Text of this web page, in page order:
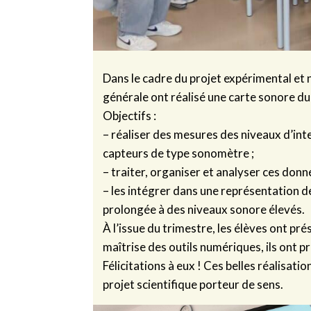
Dans le cadre du projet expérimental et
générale ont réalisé une carte sonore
Objectifs :
– réaliser des mesures des niveaux
capteurs de type sonomètre ;
– traiter, organiser et analyser ces
– les intégrer dans une représentation
prolongée à des niveaux sonore élevés.
À l’issue du trimestre, les élèves ont
maîtrise des outils numériques, ils ont
Félicitations à eux ! Ces belles
projet scientifique porteur de sens.